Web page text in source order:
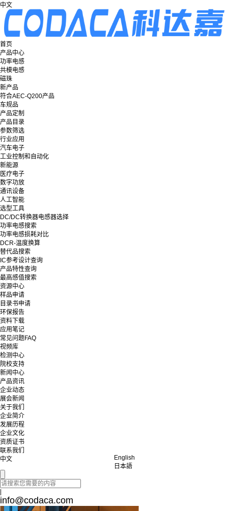
中文
首页
产品中心
功率电感
共模电感
磁珠
新产品
符合AEC-Q200产品
车规品
产品定制
产品目录
参数筛选
行业应用
汽车电子
工业控制和自动化
新能源
医疗电子
数字功放
通讯设备
人工智能
选型工具
DC/DC转换器电感器选择
功率电感搜索
功率电感损耗对比
DCR-温度换算
替代品搜索
IC参考设计查询
产品特性查询
最高感值搜索
资源中心
样品申请
目录书申请
环保报告
资料下载
应用笔记
常见问题FAQ
视频库
检测中心
院校支持
新闻中心
产品资讯
企业动态
展会新闻
关于我们
企业简介
发展历程
企业文化
资质证书
联系我们
中文
English
日本語
|
info@codaca.com